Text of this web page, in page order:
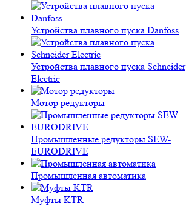
Устройства плавного пуска Danfoss
Устройства плавного пуска Schneider
Electric
Мотор редукторы
Промышленные редукторы SEW-
EURODRIVE
Промышленная автоматика
Муфты KTR